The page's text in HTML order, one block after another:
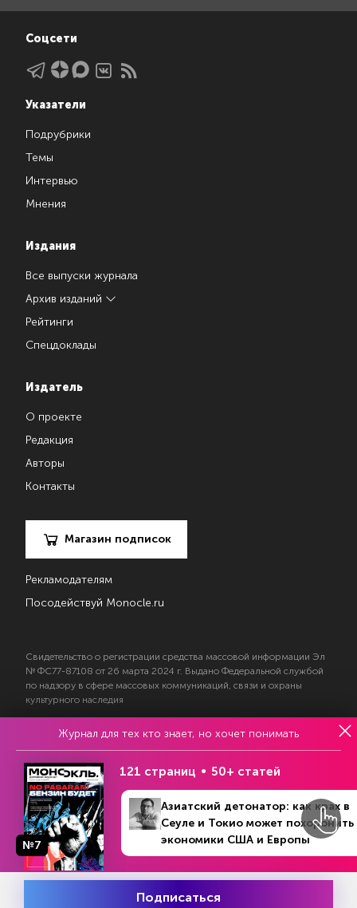
Соцсети
Указатели
Подрубрики
Темы
Интервью
Мнения
Издания
Все выпуски журнала
Архив изданий
Рейтинги
Спецдоклады
Издатель
О проекте
Редакция
Авторы
Контакты
Магазин подписок
Рекламодателям
Посодействуй Monocle.ru
Свидетельство о регистрации средства массовой информации Эл
№ ФС77-87108 от 26 марта 2024 г. Выдано Федеральной службой
по надзору в сфере массовых коммуникаций, связи и охраны
культурного наследия
© 2017—2026 АНО «Творческий коллектив Эксперт»
Политика конфиденциальности
Условия использования материалов
Согласие на обработку персональных данных
На информационном ресурсе применяются
Журнал для тех кто знает, но хочет понимать
№7
121 страниц 50+ статей
Азиатский детонатор: как крах в
Сеуле и Токио может похоронить
экономики США и Европы
Подписаться